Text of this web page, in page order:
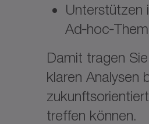
Unterstützen
Damit tragen
klaren Analysen
treffen können.